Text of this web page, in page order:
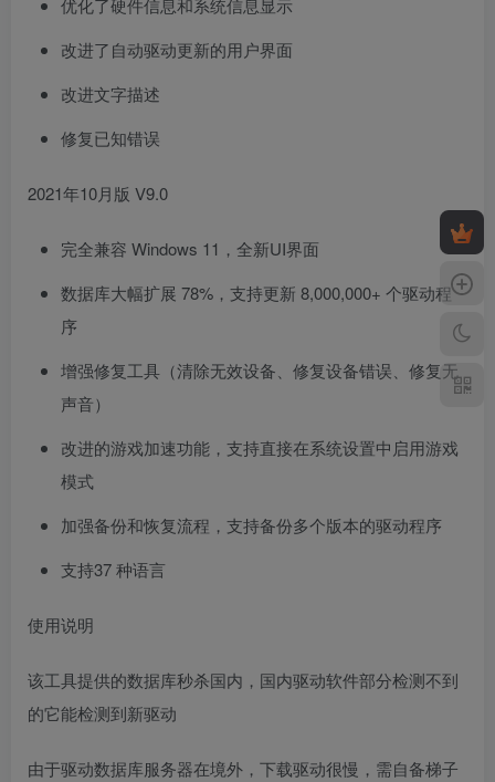
优化了硬件信息和系统信息显示
改进了自动驱动更新的用户界面
改进文字描述
修复已知错误
2021年10月版 V9.0
完全兼容 Windows 11，全新UI界面
数据库大幅扩展 78%，支持更新 8,000,000+ 个驱动程
序
增强修复工具（清除无效设备、修复设备错误、修复无
声音）
改进的游戏加速功能，支持直接在系统设置中启用游戏
模式
加强备份和恢复流程，支持备份多个版本的驱动程序
支持37 种语言
使用说明
该工具提供的数据库秒杀国内，国内驱动软件部分检测不到
的它能检测到新驱动
由于驱动数据库服务器在境外，下载驱动很慢，需自备梯子